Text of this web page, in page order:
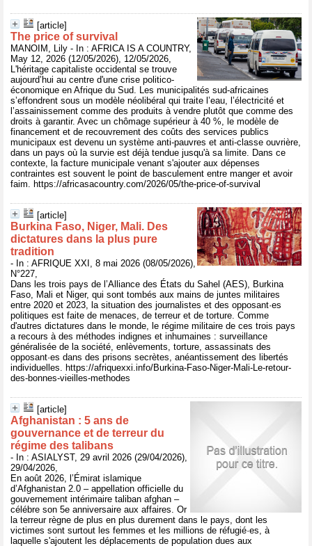
[article]
The price of survival
MANOIM, Lily - In : AFRICA IS A COUNTRY,
May 12, 2026 (12/05/2026), 12/05/2026,
L'héritage capitaliste occidental se trouve
aujourd’hui au centre d'une crise politico-
économique en Afrique du Sud. Les municipalités sud-africaines
s’effondrent sous un modèle néolibéral qui traite l’eau, l’électricité et
l’assainissement comme des produits à vendre plutôt que comme des
droits à garantir. Avec un chômage supérieur à 40 %, le modèle de
financement et de recouvrement des coûts des services publics
municipaux est devenu un système anti-pauvres et anti-classe ouvrière,
dans un pays où la survie est déjà tendue jusqu'à sa limite. Dans ce
contexte, la facture municipale venant s'ajouter aux dépenses
contraintes est souvent le point de basculement entre manger et avoir
faim. https://africasacountry.com/2026/05/the-price-of-survival
[article]
Burkina Faso, Niger, Mali. Des
dictatures dans la plus pure
tradition
- In : AFRIQUE XXI, 8 mai 2026 (08/05/2026),
N°227,
Dans les trois pays de l’Alliance des États du Sahel (AES), Burkina
Faso, Mali et Niger, qui sont tombés aux mains de juntes militaires
entre 2020 et 2023, la situation des journalistes et des opposant·es
politiques est faite de menaces, de terreur et de torture. Comme
d'autres dictatures dans le monde, le régime militaire de ces trois pays
a recours à des méthodes indignes et inhumaines : surveillance
généralisée de la société, enlèvements, torture, assassinats des
opposant·es dans des prisons secrètes, anéantissement des libertés
individuelles. https://afriquexxi.info/Burkina-Faso-Niger-Mali-Le-retour-
des-bonnes-vieilles-methodes
[article]
Afghanistan : 5 ans de
gouvernance et de terreur du
régime des talibans
- In : ASIALYST, 29 avril 2026 (29/04/2026),
29/04/2026,
En août 2026, l’Émirat islamique
d’Afghanistan 2.0 – appellation officielle du
gouvernement intérimaire taliban afghan –
célébre son 5e anniversaire aux affaires. Or
la terreur règne de plus en plus durement dans le pays, dont les
victimes sont surtout les femmes et les millions de réfugié·es, à
laquelle s'ajoutent les déplacements de population dues aux